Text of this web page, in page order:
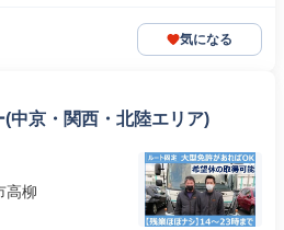
気になる
中京・関西・北陸エリア)
高柳